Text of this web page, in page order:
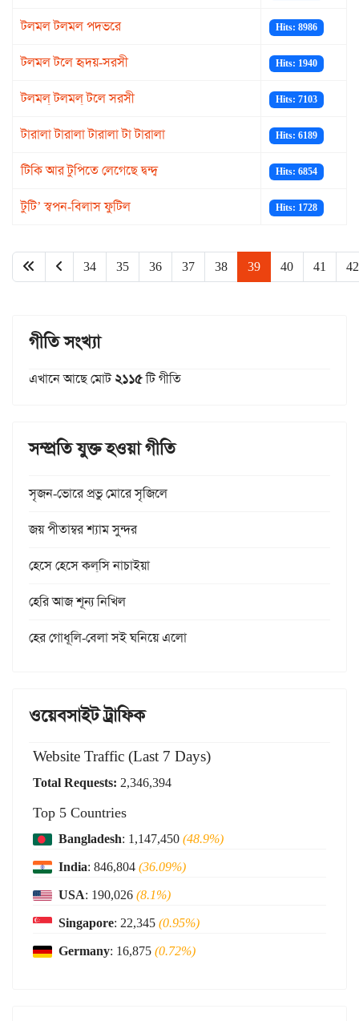
টলমল টলমল পদভরে Hits: 8986
টলমল টলে হৃদয়-সরসী Hits: 1940
টলমল্ টলমল্ টলে সরসী Hits: 7103
টারালা টারালা টারালা টা টারালা Hits: 6189
টিকি আর টুপিতে লেগেছে দ্বন্দ্ব Hits: 6854
টুটি’ স্বপন-বিলাস ফুটিল Hits: 1728
34 35 36 37 38 39 40 41 42
গীতি সংখ্যা
এখানে আছে মোট২১১৫টি গীতি
সম্প্রতি যুক্ত হওয়া গীতি
সৃজন-ভোরে প্রভু মোরে সৃজিলে
জয় পীতাম্বর শ্যাম সুন্দর
হেসে হেসে কল্‌সি নাচাইয়া
হেরি আজ শূন্য নিখিল
হের গোধূলি-বেলা সই ঘনিয়ে এলো
ওয়েবসাইট ট্রাফিক
Website Traffic (Last 7 Days)
Total Requests: 2,346,394
Top 5 Countries
Bangladesh: 1,147,450(48.9%)
India: 846,804(36.09%)
USA: 190,026(8.1%)
Singapore: 22,345(0.95%)
Germany: 16,875(0.72%)